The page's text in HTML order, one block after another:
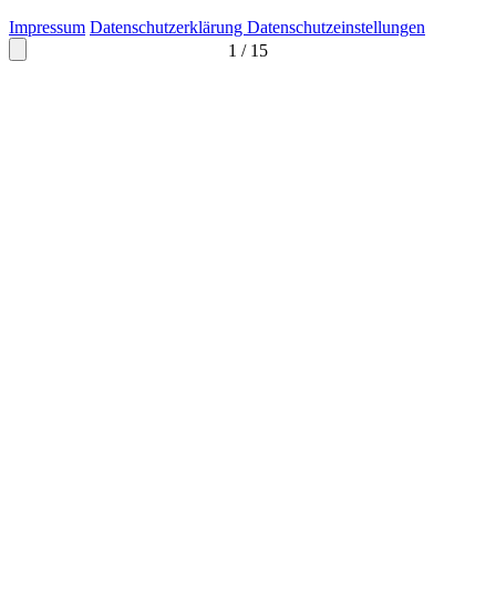
1 / 15
Impressum Datenschutzerklärung Datenschutzeinstellungen